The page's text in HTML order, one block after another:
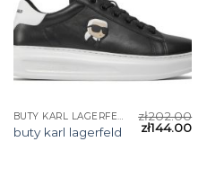
BUTY KARL LAGERFELD
buty karl lagerfeld
zł202.00
zł144.00